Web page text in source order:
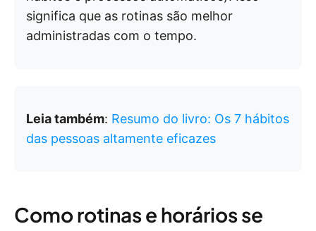
significa que as rotinas são melhor
administradas com o tempo.
Leia também: Resumo do livro: Os 7 hábitos
das pessoas altamente eficazes
Como rotinas e horários se